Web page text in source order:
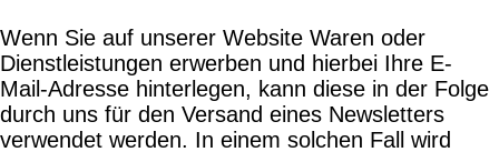
Wenn Sie auf unserer Website Waren oder
Dienstleistungen erwerben und hierbei Ihre E-
Mail-Adresse hinterlegen, kann diese in der Folge
durch uns für den Versand eines Newsletters
verwendet werden. In einem solchen Fall wird